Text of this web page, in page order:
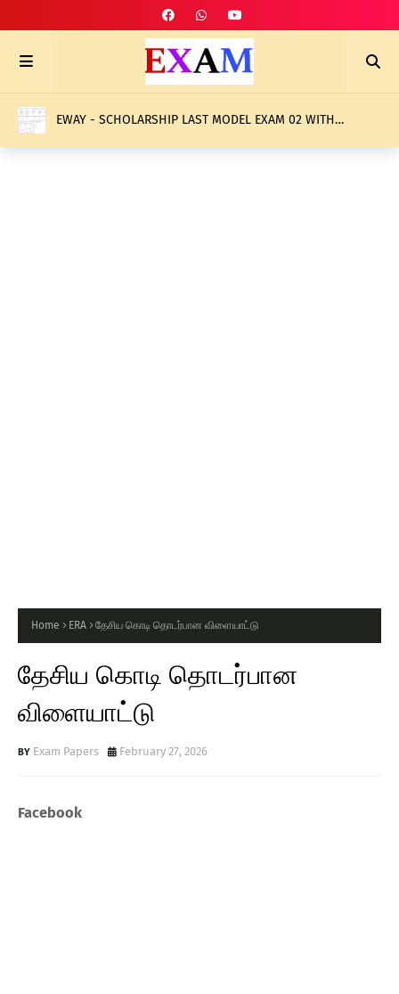
EWAY - SCHOLARSHIP LAST MODEL EXAM 02 WITH
Home ERA தேசிய கொடி தொடர்பான விளையாட்டு
தேசிய கொடி தொடர்பான
விளையாட்டு
Exam Papers February 27, 2026
Facebook